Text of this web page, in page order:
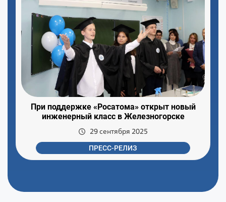
При поддержке «Росатома» открыт новый
инженерный класс в Железногорске
29 сентября 2025
ПРЕСС-РЕЛИЗ